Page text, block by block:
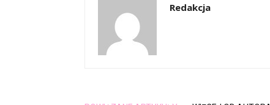
Redakcja